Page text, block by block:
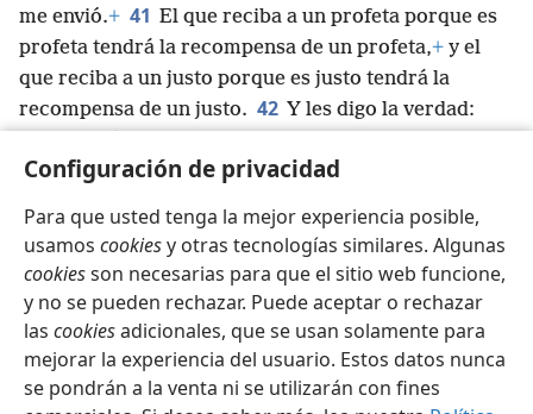
Configuración de privacidad
Para que usted tenga la mejor experiencia posible,
usamos cookiesy otras tecnologías similares. Algunas
cookiesson necesarias para que el sitio web funcione,
y no se pueden rechazar. Puede aceptar o rechazar
las cookiesadicionales, que se usan solamente para
mejorar la experiencia del usuario. Estos datos nunca
se pondrán a la venta ni se utilizarán con fines
me envió.+ 41 El que reciba a un profeta porque es
profeta tendrá la recompensa de un profeta,+ y el
que reciba a un justo porque es justo tendrá la
recompensa de un justo. 42 Y les digo la verdad:
de estos pequeños porque es mi discípulo de ninguna
Español Compartir Configuración
Copyright © 2026 Watch Tower Bible and Tract Society of Pennsylvania
Condiciones de uso
Política de privacidad
Iniciar sesión